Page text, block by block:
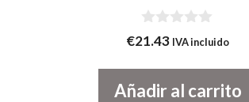
0
d
€21.43 IVA incluido
Añadir al carrito